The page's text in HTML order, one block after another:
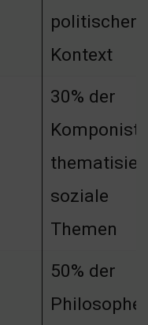
politischen
Kontext
30% der
soziale
Themen
50% der